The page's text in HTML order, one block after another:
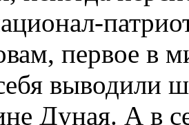
первое в
выводили
Дуная. А в